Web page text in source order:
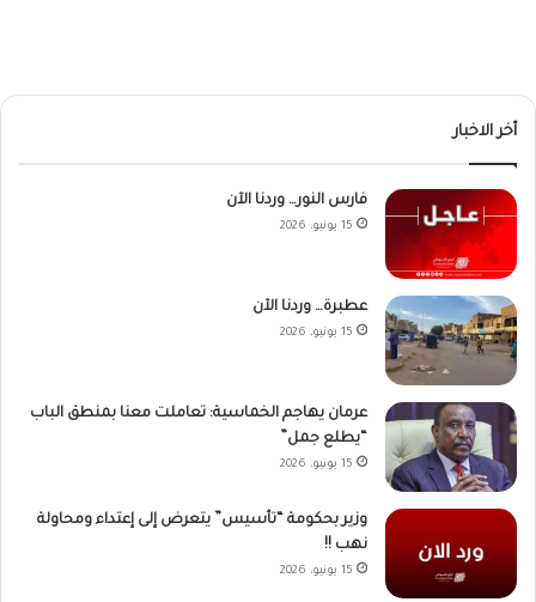
أخر الاخبار
فارس النور… وردنا الآن
15 يونيو، 2026
عطبرة… وردنا الآن
15 يونيو، 2026
عرمان يهاجم الخماسية: تعاملت معنا بمنطق الباب
“يطلع جمل”
15 يونيو، 2026
وزير بحكومة “تأسيس” يتعرض إلى إعتداء ومحاولة
نهب !!
15 يونيو، 2026